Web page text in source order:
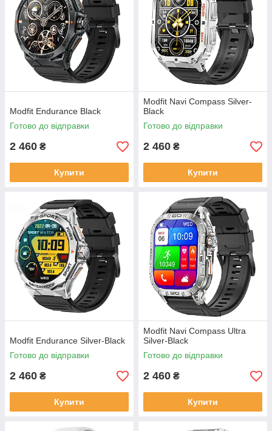
Modfit Endurance Black
Готово до відправки
2 460 ₴
Купити
Modfit Navi Compass Silver-
Black
Готово до відправки
2 460 ₴
Купити
Modfit Endurance Silver-Black
Готово до відправки
2 460 ₴
Купити
Modfit Navi Compass Ultra
Silver-Black
Готово до відправки
2 460 ₴
Купити